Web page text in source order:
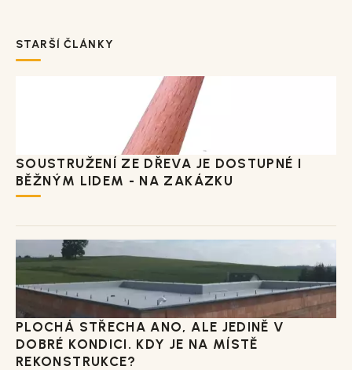
STARŠÍ ČLÁNKY
SOUSTRUŽENÍ ZE DŘEVA JE DOSTUPNÉ I
BĚŽNÝM LIDEM - NA ZAKÁZKU
PLOCHÁ STŘECHA ANO, ALE JEDINĚ V
DOBRÉ KONDICI. KDY JE NA MÍSTĚ
REKONSTRUKCE?